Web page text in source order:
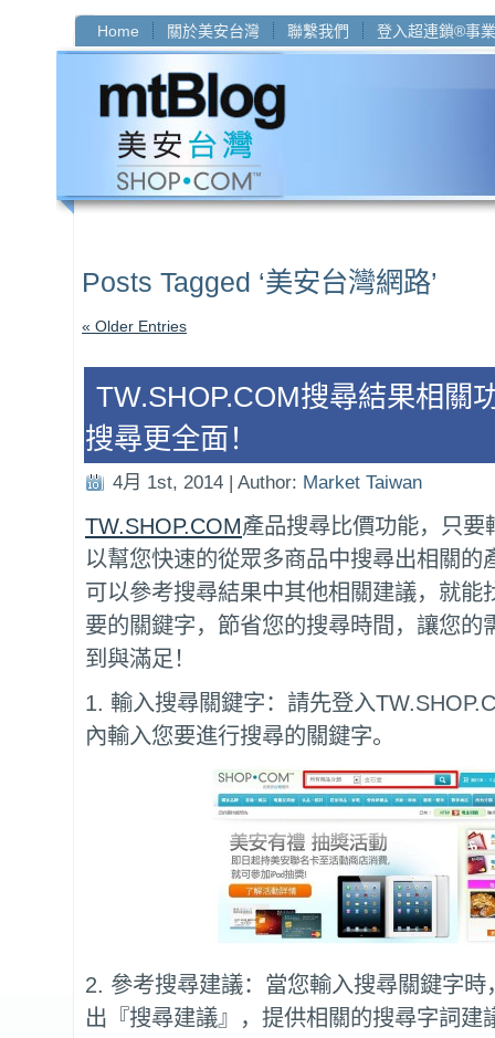
Home 關於美安台灣 聯繫我們 登入超連鎖®事業
Posts Tagged ‘美安台灣網路’
« Older Entries
TW.SHOP.COM搜尋結果相關
搜尋更全面！
4月 1st, 2014 | Author: Market Taiwan
TW.SHOP.COM產品搜尋比價功能，只要
以幫您快速的從眾多商品中搜尋出相關的
可以參考搜尋結果中其他相關建議，就能
要的關鍵字，節省您的搜尋時間，讓您的
到與滿足！
1. 輸入搜尋關鍵字：請先登入
內輸入您要進行搜尋的關鍵字。
2. 參考搜尋建議：當您輸入搜尋關鍵字時
出『搜尋建議』，提供相關的搜尋字詞建